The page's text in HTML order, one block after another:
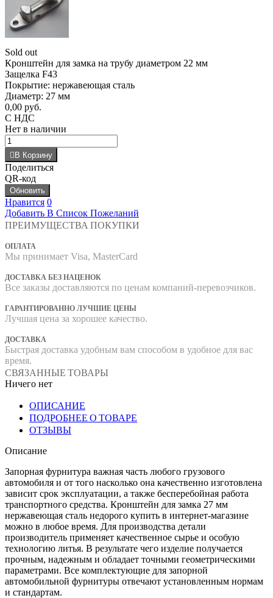
Sold out
Кронштейн для замка на трубу диаметром 22 мм
Защелка F43
Покрытие: нержавеющая сталь
Диаметр: 27 мм
0,00 руб.
С НДС
Нет в наличии
В Корзину
Поделиться
QR-код
Нравится 0
Добавить В Список Пожеланий
ПРЕИМУЩЕСТВА ПОКУПКИ
ОПЛАТА
Мы принимает Visa, MasterCard
ДОСТАВКА БЕЗ НАЦЕНОК
Все заказы доставляются по ценам компаний-перевозчиков.
ГАРАНТИРОВАННО ЛУЧШИЕ ЦЕНЫ
Лучшая цена за хорошее качество.
ДОСТАВКА
Быстрая доставка удобным вам способом в удобное для вас
время.
СВЯЗАННЫЕ ТОВАРЫ
Ничего нет
ОПИСАНИЕ
ПОДРОБНЕЕ О ТОВАРЕ
ОТЗЫВЫ
Описание
Запорная фурнитура важная часть любого грузового
автомобиля и от того насколько она качественно изготовлена
зависит срок эксплуатации, а также бесперебойная работа
транспортного средства. Кронштейн для замка 27 мм
нержавеющая сталь недорого купить в интернет-магазине
можно в любое время. Для производства детали
производитель применяет качественное сырье и особую
технологию литья. В результате чего изделие получается
прочным, надежным и обладает точными геометрическими
параметрами. Все комплектующие для запорной
автомобильной фурнитуры отвечают установленным нормам
и стандартам.